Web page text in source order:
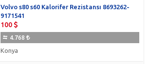
Volvo s80 s60 Kalorifer Rezistansı 8693262-
9171541
100
4.768
Konya